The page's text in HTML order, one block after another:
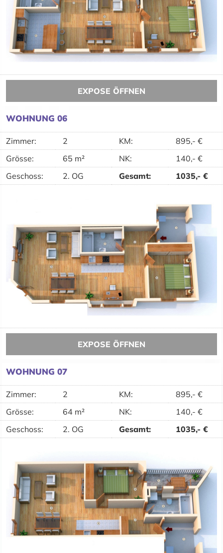
EXPOSE ÖFFNEN
WOHNUNG 06
Zimmer:
2
Grösse:
65 m²
Geschoss:
2. OG
KM: 895,- €
NK: 140,- €
Gesamt: 1035,- €
EXPOSE ÖFFNEN
WOHNUNG 07
Zimmer:
2
Grösse:
64 m²
Geschoss:
2. OG
KM: 895,- €
NK: 140,- €
Gesamt: 1035,- €